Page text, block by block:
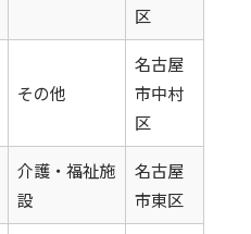
区
その他
名古屋
市中村
区
介護・福祉施
設
名古屋
市東区